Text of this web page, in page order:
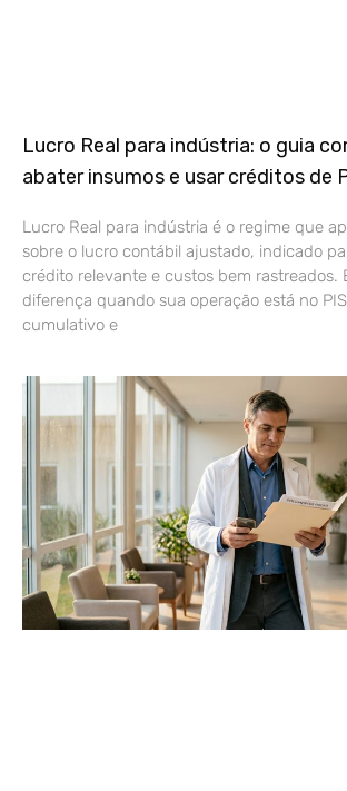
Lucro Real para indústria: o guia
abater insumos e usar créditos de
Lucro Real para indústria é o regime que
sobre o lucro contábil ajustado, indicado
crédito relevante e custos bem rastreados.
diferença quando sua operação está no
cumulativo e